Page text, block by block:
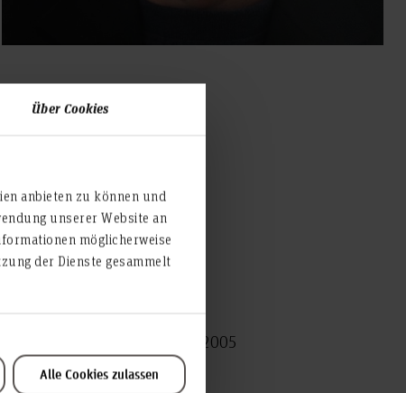
Über Cookies
anbieten zu können und
unserer Website an
möglicherweise
der Dienste gesammelt
Alle Cookies zulassen
2009
TU Braunschweig, 2005